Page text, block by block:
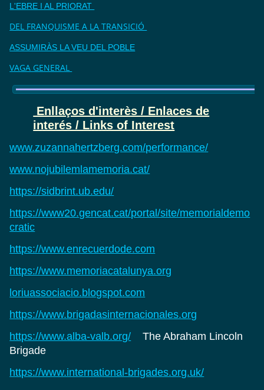
L'EBRE I AL PRIORAT
DEL FRANQUISME A LA TRANSICIÓ
ASSUMIRÀS LA VEU DEL POBLE
VAGA GENERAL
Enllaços d'interès / Enlaces de
interés / Links of Interest
www.zuzannahertzberg.com/performance/
www.nojubilemlamemoria.cat/
https://sidbrint.ub.edu/
https://www20.gencat.cat/portal/site/memorialdemo
cratic
https://www.enrecuerdode.com
https://www.memoriacatalunya.org
loriuassociacio.blogspot.com
https://www.brigadasinternacionales.org
https://www.alba-valb.org/ The Abraham Lincoln
Brigade
https://www.international-brigades.org.uk/